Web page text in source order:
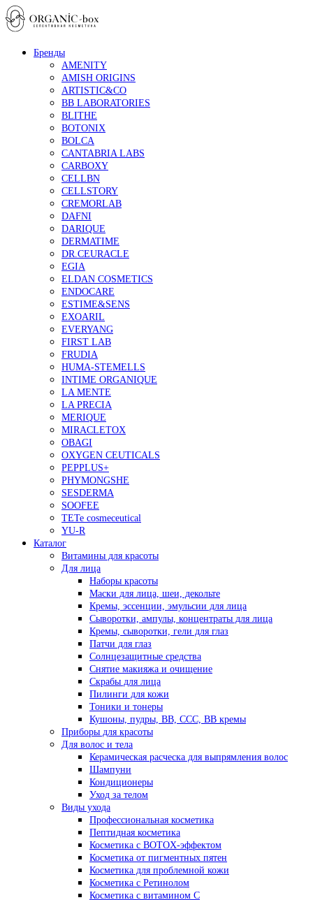
Бренды
AMENITY
AMISH ORIGINS
ARTISTIC&CO
BB LABORATORIES
BLITHE
BOTONIX
BOLCA
CANTABRIA LABS
CARBOXY
CELLBN
CELLSTORY
CREMORLAB
DAFNI
DARIQUE
DERMATIME
DR.CEURACLE
EGIA
ELDAN COSMETICS
ENDOCARE
ESTIME&SENS
EXOARIL
EVERYANG
FIRST LAB
FRUDIA
HUMA-STEMELLS
INTIME ORGANIQUE
LA MENTE
LA PRECIA
MERIQUE
MIRACLETOX
OBAGI
OXYGEN CEUTICALS
PEPPLUS+
PHYMONGSHE
SESDERMA
SOOFEE
TETe cosmeceutical
YU-R
Каталог
Витамины для красоты
Для лица
Наборы красоты
Маски для лица, шеи, декольте
Кремы, эссенции, эмульсии для лица
Сыворотки, ампулы, концентраты для лица
Кремы, сыворотки, гели для глаз
Патчи для глаз
Солнцезащитные средства
Снятие макияжа и очищение
Скрабы для лица
Пилинги для кожи
Тоники и тонеры
Кушоны, пудры, ВВ, ССС, ВВ кремы
Приборы для красоты
Для волос и тела
Керамическая расческа для выпрямления волос
Шампуни
Кондиционеры
Уход за телом
Виды ухода
Профессиональная косметика
Пептидная косметика
Косметика с BOTOX-эффектом
Косметика от пигментных пятен
Косметика для проблемной кожи
Косметика с Ретинолом
Косметика с витамином С